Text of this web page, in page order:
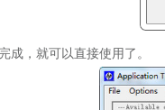
成，就可以直接使用了。